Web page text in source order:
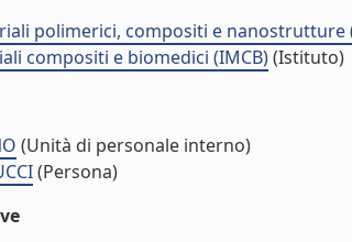
polimerici, compositi e nanostrutture
compositi e biomedici (IMCB)(Istituto)
(Unità di personale interno)
(Persona)